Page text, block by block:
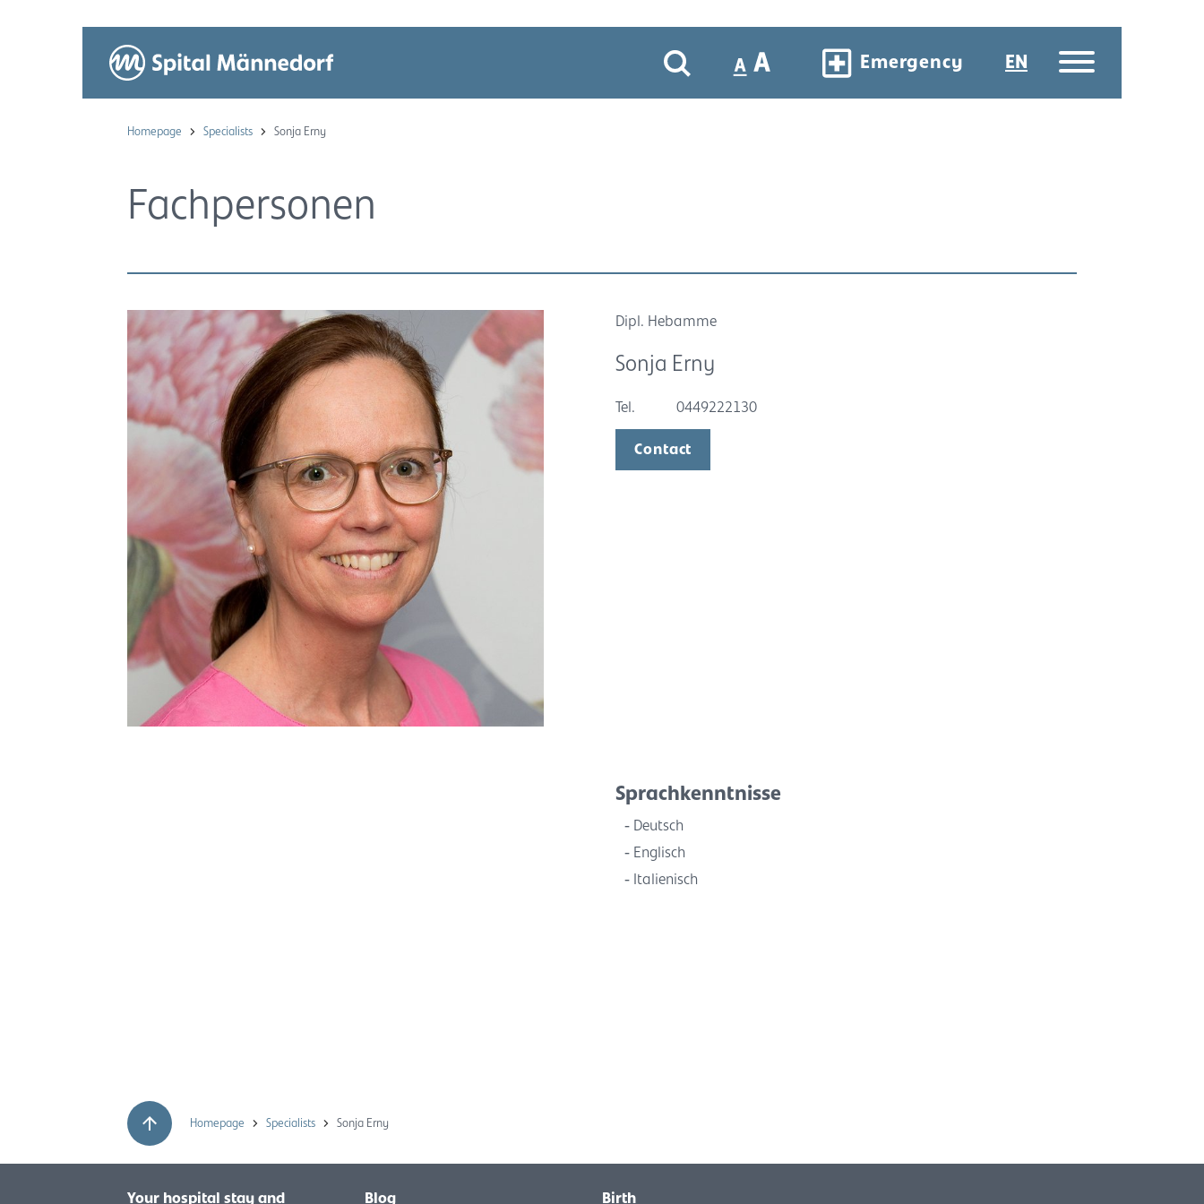
Emergency EN
Homepage Specialists Sonja Erny
Fachpersonen
Dipl. Hebamme
Sonja Erny
Tel. 0449222130
Contact
Sprachkenntnisse
Deutsch
Englisch
Italienisch
Homepage Specialists Sonja Erny
Your hospital stay and Blog Birth